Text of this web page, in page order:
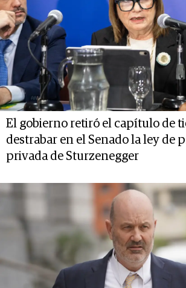
El gobierno retiró el capítulo de
destrabar en el Senado la ley de
privada de Sturzenegger